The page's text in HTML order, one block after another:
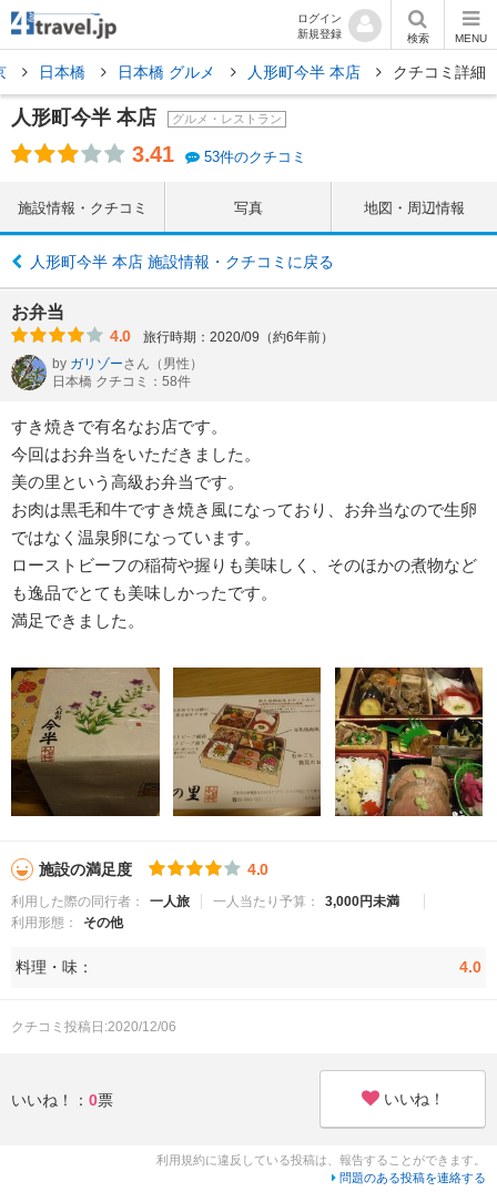
ログイン
新規登録
検索 MENU
日本橋 日本橋 グルメ 人形町今半 本店 クチコミ詳細
人形町今半 本店 グルメ・レストラン
3.41 53件のクチコミ
施設情報・クチコミ 写真 地図・周辺情報
人形町今半 本店 施設情報・クチコミに戻る
お弁当
4.0
旅行時期：2020/09（約6年前）
by ガリゾーさん （男性）
日本橋 クチコミ：58件
すき焼きで有名なお店です。
今回はお弁当をいただきました。
美の里という高級お弁当です。
お肉は黒毛和牛ですき焼き風になっており、お弁当なので生卵
ではなく温泉卵になっています。
ローストビーフの稲荷や握りも美味しく、そのほかの煮物など
も逸品でとても美味しかったです。
満足できました。
施設の満足度 4.0
利用した際の同行者： 一人旅 一人当たり予算：
3,000円未満
利用形態：
その他
料理・味： 4.0
クチコミ投稿日:2020/12/06
いいね！： 0票 いいね！
利用規約に違反している投稿は、報告することができます。
問題のある投稿を連絡する